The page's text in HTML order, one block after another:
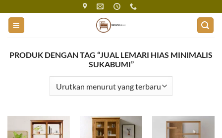
content
PRODUK DENGAN TAG “JUAL LEMARI HIAS MINIMALIS
SUKABUMI”